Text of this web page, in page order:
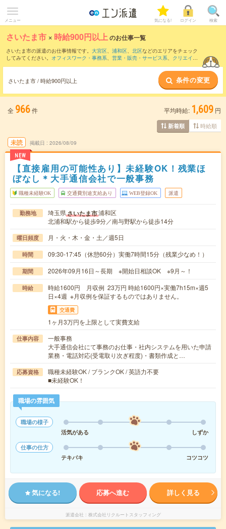
メニュー 気になる! ログイン 検索
さいたま市 × 時給900円以上のお仕事一覧
さいたま市の派遣のお仕事情報です。 大宮区、 浦和区、 北区などのエリアをチェック
してみてください。 オフィスワーク・事務系、 営業・販売・サービス系、 クリエイテ
時給
1150円以上 ・ 1800円以上
当サイトでは法令を遵守し、最低賃金以上の求人のみを掲載しています。
さいたま市 / 時給900円以上 条件の変更
全 966件 平均時給: 1,609 円
新着順 時給順
未読
NEW
掲載日 2026/08/09
【直接雇用の可能性あり】未経験OK！残業ほ
ぼなし＊大手通信会社で一般事務
職種未経験OK 交通費別途支給あり WEB登録OK 派遣
勤務地 埼玉県さいたま市浦和区
北浦和駅から徒歩9分／南与野駅から徒歩14分
曜日頻度 月・火・木・金・土／週5日
時間 09:30-17:45（休憩60分）実働7時間15分（残業少なめ！）
期間 2026年09月16日～長期 ※開始日相談OK ※9月～！
時給
時給1600円 月収例 23万円 時給1600円×実働7h15m×週5
日×4週 ※月収例を保証するものではありません。
交通費
1ヶ月3万円を上限として実費支給
仕事内容
一般事務
大手通信会社にて事務のお仕事・社内システムを用いた申請
業務・電話対応(受電取り次ぎ程度)・書類作成と…
応募資格
職種未経験OK / ブランクOK / 英語力不要
■未経験OK！
職場の雰囲気
職場の様子
活気がある
しずか
仕事の仕方
テキパキ
コツコツ
気になる! 応募へ進む 詳しく見る
派遣会社 株式会社リクルートスタッフィング